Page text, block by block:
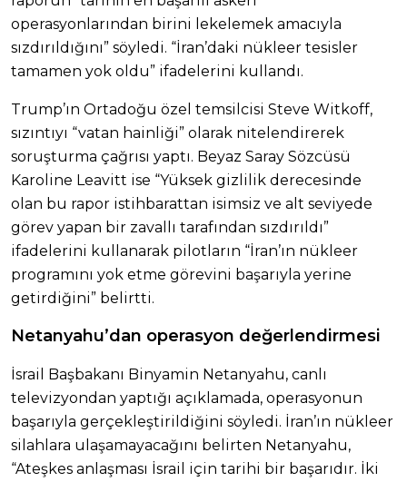
operasyonlarından birini lekelemek amacıyla
sızdırıldığını” söyledi. “İran’daki nükleer tesisler
tamamen yok oldu” ifadelerini kullandı.
Trump’ın Ortadoğu özel temsilcisi Steve Witkoff,
sızıntıyı “vatan hainliği” olarak nitelendirerek
soruşturma çağrısı yaptı. Beyaz Saray Sözcüsü
Karoline Leavitt ise “Yüksek gizlilik derecesinde
olan bu rapor istihbarattan isimsiz ve alt seviyede
görev yapan bir zavallı tarafından sızdırıldı”
ifadelerini kullanarak pilotların “İran’ın nükleer
programını yok etme görevini başarıyla yerine
getirdiğini” belirtti.
Netanyahu’dan operasyon değerlendirmesi
İsrail Başbakanı Binyamin Netanyahu, canlı
televizyondan yaptığı açıklamada, operasyonun
başarıyla gerçekleştirildiğini söyledi. İran’ın nükleer
silahlara ulaşamayacağını belirten Netanyahu,
“Ateşkes anlaşması İsrail için tarihi bir başarıdır. İki